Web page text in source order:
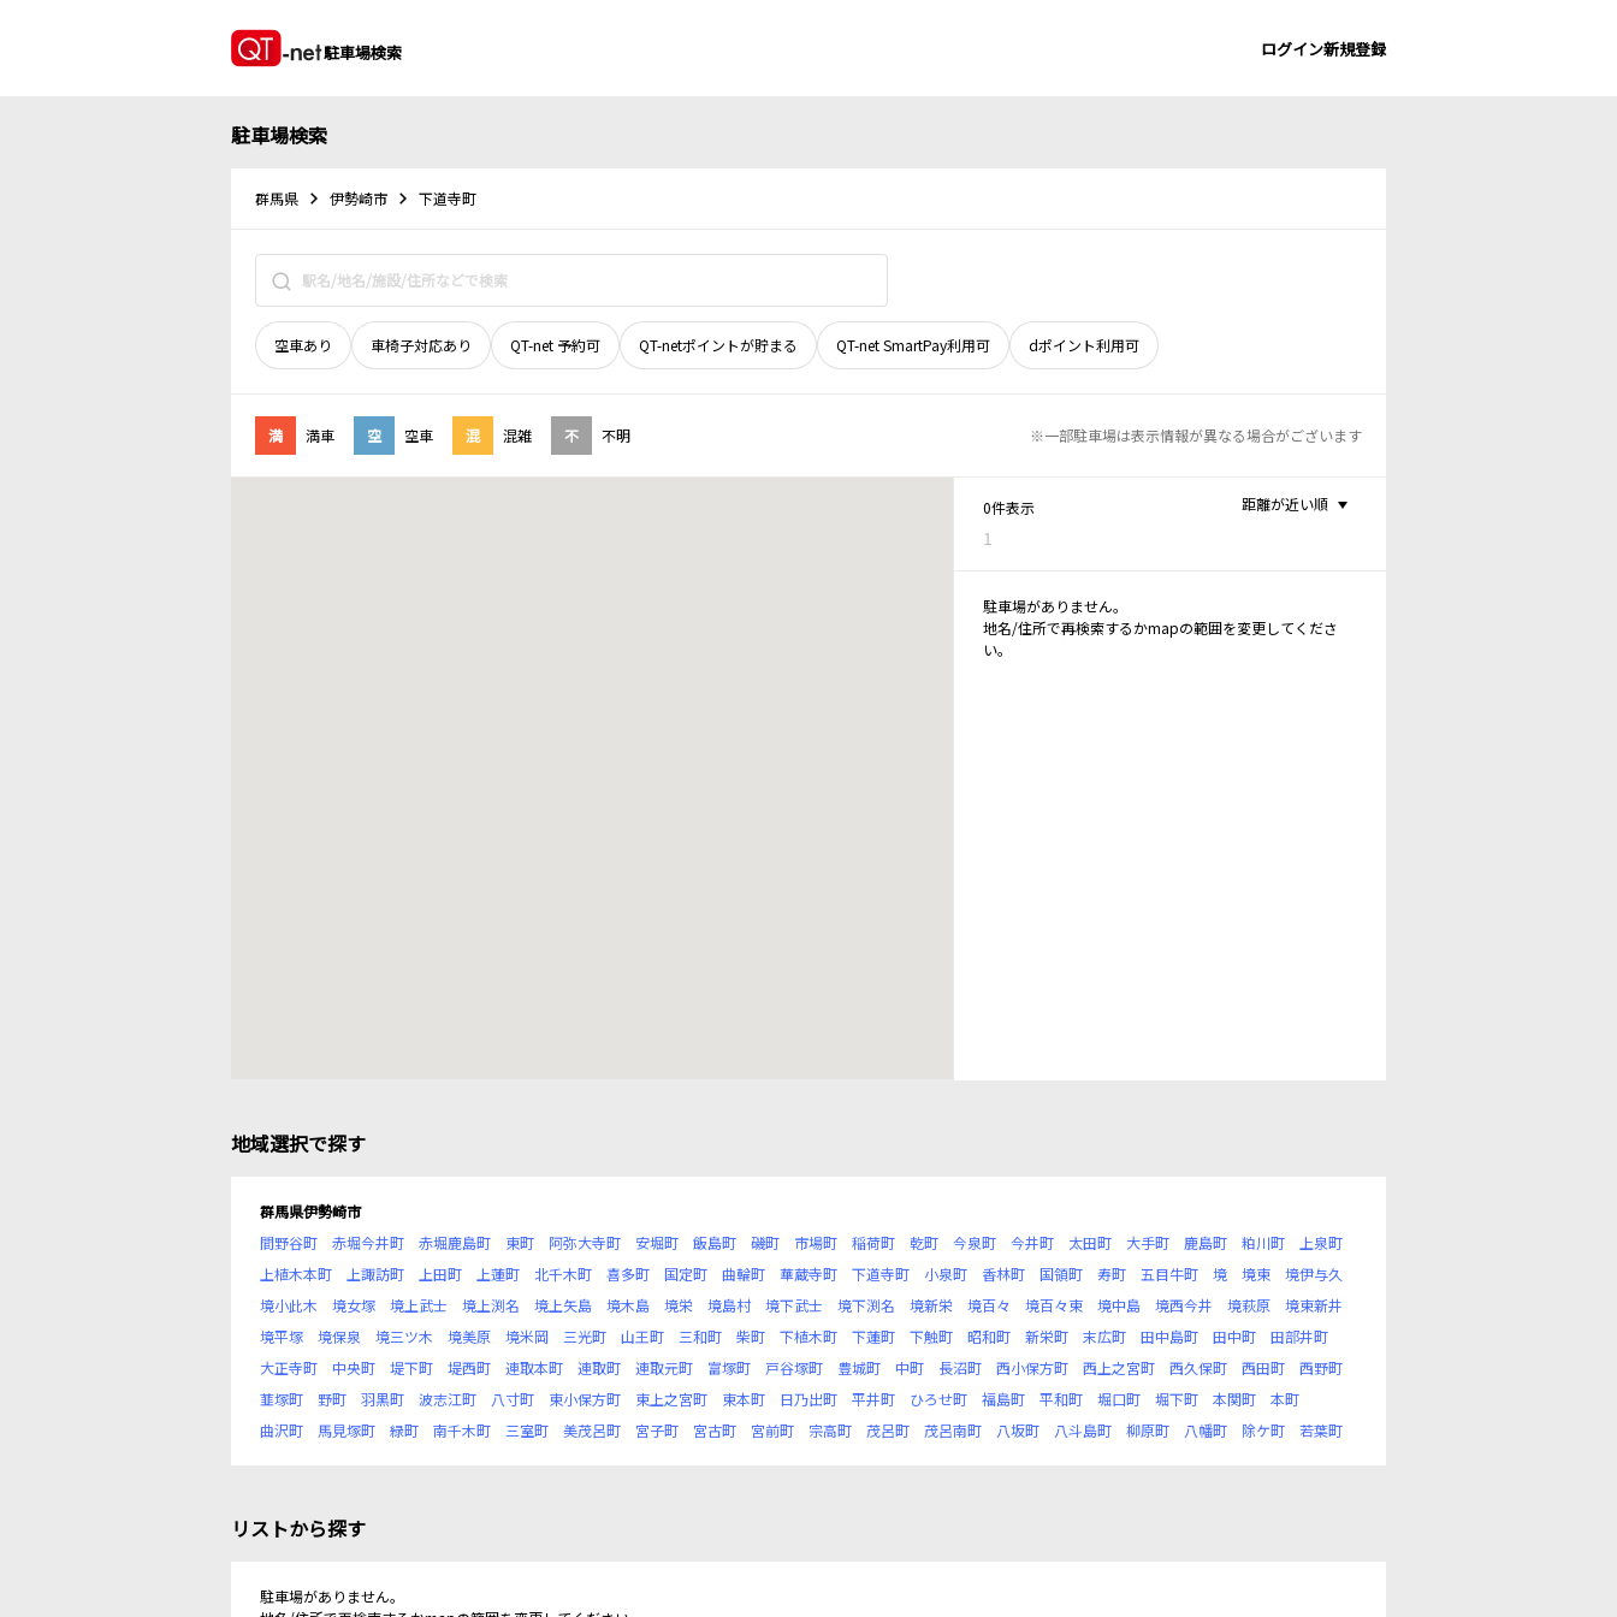
駐車場検索 ログイン新規登録
駐車場検索
群馬県 伊勢崎市 下道寺町
空車あり 車椅子対応あり QT-net 予約可 QT-netポイントが貯まる QT-net SmartPay利用可 dポイント利用可
満 満車 空 空車 混 混雑 不 不明 ※一部駐車場は表示情報が異なる場合がございます
0件表示
1
距離が近い順
駐車場がありません。
地名/住所で再検索するかmapの範囲を変更してくださ
い。
地域選択で探す
群馬県伊勢崎市
間野谷町
赤堀今井町 赤堀鹿島町 東町 阿弥大寺町 安堀町 飯島町 磯町 市場町 稲荷町 乾町 今泉町 今井町 太田町 大手町 鹿島町 粕川町
上泉町
上植木本町
上諏訪町 上田町 上蓮町 北千木町 喜多町 国定町 曲輪町 華蔵寺町 下道寺町 小泉町 香林町 国領町 寿町 五目牛町 境 境東
境伊与久
境小此木
境女塚 境上武士 境上渕名 境上矢島 境木島 境栄 境島村 境下武士 境下渕名 境新栄 境百々 境百々東 境中島 境西今井 境萩原
境東新井
境平塚
境保泉 境三ツ木 境美原 境米岡 三光町 山王町 三和町 柴町 下植木町 下蓮町 下触町 昭和町 新栄町 末広町 田中島町 田中町
田部井町
大正寺町
中央町 堤下町 堤西町 連取本町 連取町 連取元町 富塚町 戸谷塚町 豊城町 中町 長沼町 西小保方町 西上之宮町 西久保町 西田町
西野町
韮塚町
野町 羽黒町 波志江町 八寸町 東小保方町 東上之宮町 東本町 日乃出町 平井町 ひろせ町 福島町 平和町 堀口町 堀下町 本関町
本町
曲沢町
馬見塚町 緑町 南千木町 三室町 美茂呂町 宮子町 宮古町 宮前町 宗高町 茂呂町 茂呂南町 八坂町 八斗島町 柳原町 八幡町 除ケ町 若葉町
リストから探す
駐車場がありません。